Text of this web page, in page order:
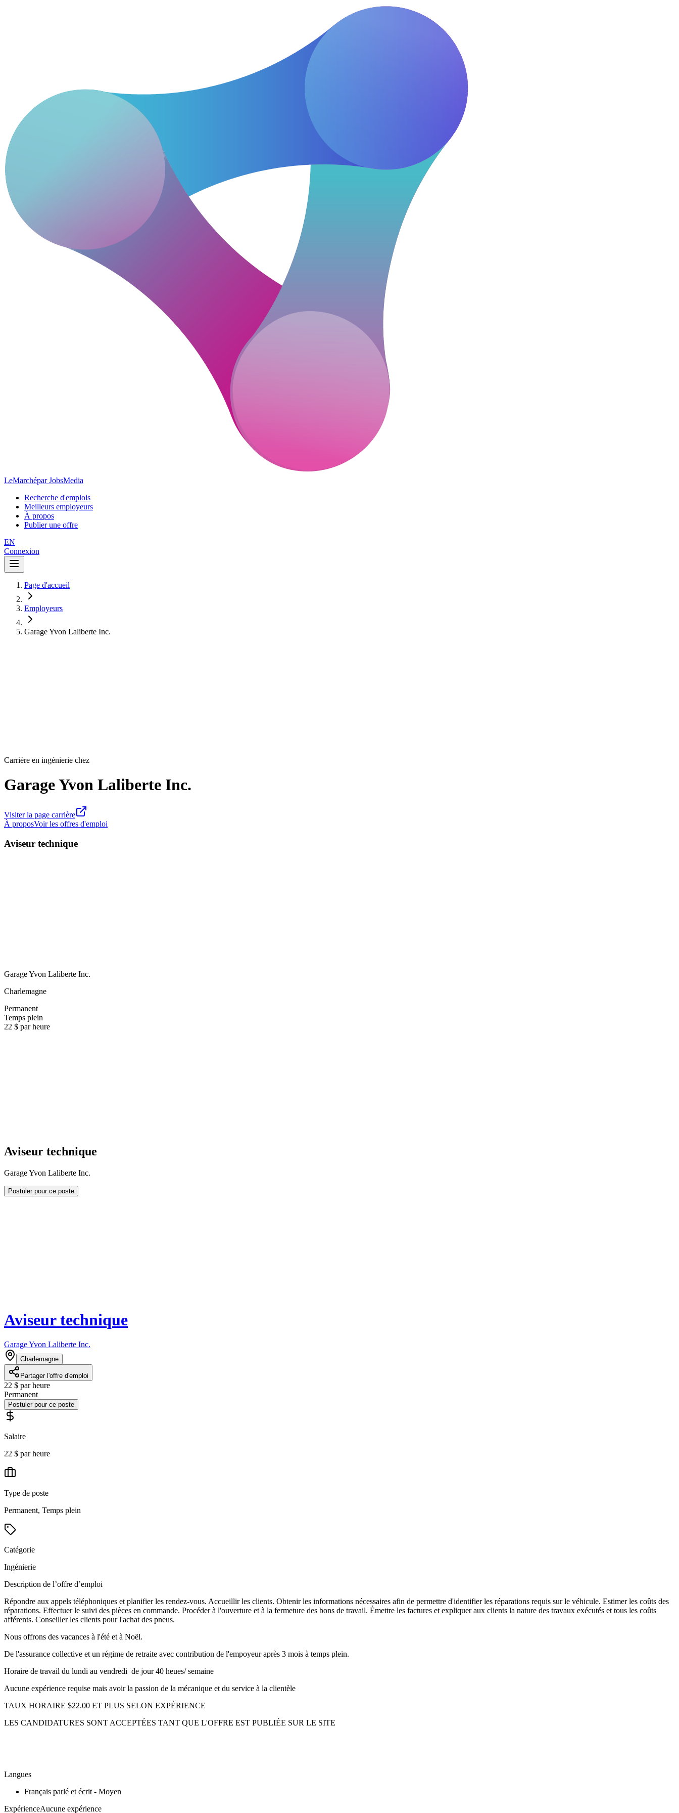
LeMarchépar JobsMedia
Recherche d'emplois
Meilleurs employeurs
À propos
Publier une offre
EN
Connexion
Page d'accueil
Employeurs
Garage Yvon Laliberte Inc.
Carrière en ingénierie chez
Garage Yvon Laliberte Inc.
Visiter la page carrière
À proposVoir les offres d'emploi
Aviseur technique
Garage Yvon Laliberte Inc.
Charlemagne
Permanent
Temps plein
22 $ par heure
Aviseur technique
Garage Yvon Laliberte Inc.
Postuler pour ce poste
Aviseur technique
Garage Yvon Laliberte Inc.
Charlemagne
Partager l'offre d'emploi
22 $ par heure
Permanent
Postuler pour ce poste
Salaire
22 $ par heure
Type de poste
Permanent, Temps plein
Catégorie
Ingénierie
Description de l’offre d’emploi
Répondre aux appels téléphoniques et planifier les rendez-vous. Accueillir les clients. Obtenir les informations nécessaires afin de permettre d'identifier les réparations requis sur le véhicule. Estimer les coûts des
réparations. Effectuer le suivi des pièces en commande. Procéder à l'ouverture et à la fermeture des bons de travail. Émettre les factures et expliquer aux clients la nature des travaux exécutés et tous les coûts
afférents. Conseiller les clients pour l'achat des pneus.
Nous offrons des vacances à l'été et à Noël.
De l'assurance collective et un régime de retraite avec contribution de l'empoyeur après 3 mois à temps plein.
Horaire de travail du lundi au vendredi de jour 40 heues/ semaine
Aucune expérience requise mais avoir la passion de la mécanique et du service à la clientèle
TAUX HORAIRE $22.00 ET PLUS SELON EXPÉRIENCE
LES CANDIDATURES SONT ACCEPTÉES TANT QUE L'OFFRE EST PUBLIÉE SUR LE SITE
Langues
Français parlé et écrit - Moyen
ExpérienceAucune expérience